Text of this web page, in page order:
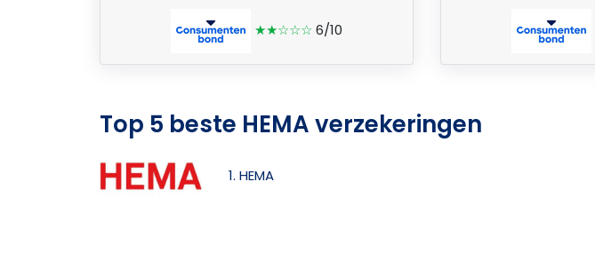
★★☆☆☆ 6/10
Top 5 beste HEMA verzekeringen
1. HEMA